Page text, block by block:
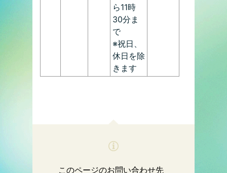
ら11時
30分ま
で
※祝日、
休日を除
きます
このページのお問い合わせ先